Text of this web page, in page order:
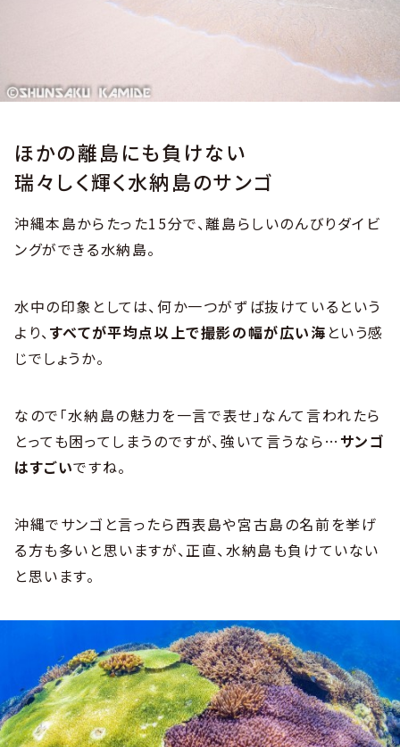
ほかの離島にも負けない
瑞々しく輝く水納島のサンゴ
沖縄本島からたった15分で、離島らしいのんびりダイビ
ングができる水納島。
水中の印象としては、何か一つがずば抜けているという
より、 すべてが平均点以上で撮影の幅が広い海 という感
じでしょうか。
なので「水納島の魅力を一言で表せ」なんて言われたら
とっても困ってしまうのですが、強いて言うなら… サンゴ
はすごいですね。
沖縄でサンゴと言ったら西表島や宮古島の名前を挙げ
る方も多いと思いますが、正直、水納島も負けていない
と思います。